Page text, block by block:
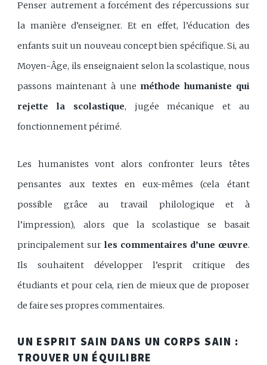
Penser autrement a forcément des répercussions sur
la manière d’enseigner. Et en effet, l’éducation des
enfants suit un nouveau concept bien spécifique. Si, au
Moyen-Âge, ils enseignaient selon la scolastique, nous
passons maintenant à une méthode humaniste qui
rejette la scolastique, jugée mécanique et au
fonctionnement périmé.
Les humanistes vont alors confronter leurs têtes
pensantes aux textes en eux-mêmes (cela étant
possible grâce au travail philologique et à
l’impression), alors que la scolastique se basait
principalement surles commentaires d’une œuvre.
Ils souhaitent développer l’esprit critique des
étudiants et pour cela, rien de mieux que de proposer
de faire ses propres commentaires.
UN ESPRIT SAIN DANS UN CORPS SAIN :
TROUVER UN ÉQUILIBRE